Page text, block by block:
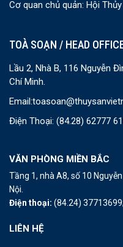
Cơ quan chủ quản: Hội
TOÀ SOẠN / HEAD
Lầu 2, Nhà B, 116 Nguyễn
Chí Minh.
Email:
Điện Thoại: (84.28) 62777
VĂN PHÒNG MIỀN BẮC
Tầng 1, nhà A8, số 10
Nội.
Điện thoại: (84.24) 37713699;
LIÊN HỆ